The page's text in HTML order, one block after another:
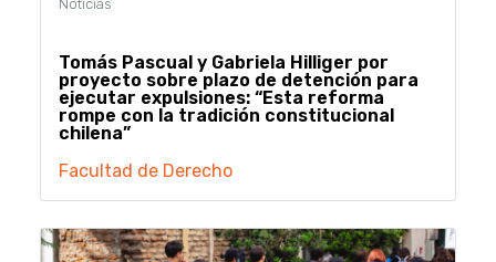
Tomás Pascual y Gabriela Hilliger por
proyecto sobre plazo de detención para
ejecutar expulsiones: “Esta reforma
rompe con la tradición constitucional
chilena”
Facultad de Derecho